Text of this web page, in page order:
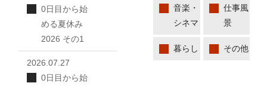
音楽・
シネマ
仕事風
景
暮らし その他
0日目から始
める夏休み
2026 その1
2026.07.27
0日目から始